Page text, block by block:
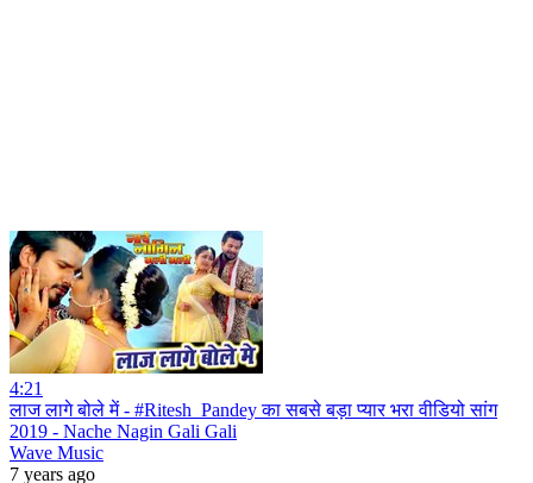
4:21
लाज लागे बोले में - #Ritesh_Pandey का सबसे बड़ा प्यार भरा वीडियो सांग
2019 - Nache Nagin Gali Gali
Wave Music
7 years ago